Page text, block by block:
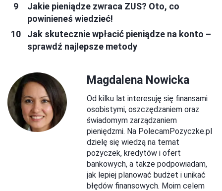
Jakie pieniądze zwraca ZUS? Oto, co
powinieneś wiedzieć!
Jak skutecznie wpłacić pieniądze na konto –
sprawdź najlepsze metody
Magdalena Nowicka
Od kilku lat interesuję się finansami
osobistymi, oszczędzaniem oraz
świadomym zarządzaniem
pieniędzmi. Na PolecamPozyczke.pl
dzielę się wiedzą na temat
pożyczek, kredytów i ofert
bankowych, a także podpowiadam,
jak lepiej planować budżet i unikać
błędów finansowych. Moim celem